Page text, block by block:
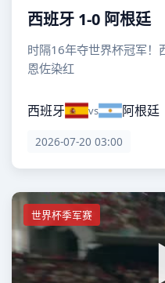
西班牙 1-0 阿根廷
时隔16年夺世界杯冠军！
恩佐染红
西班牙 vs 阿根廷
2026-07-20 03:00
世界杯季军赛